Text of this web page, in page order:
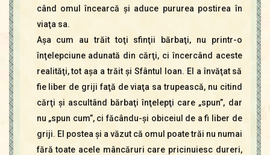
când omul încearcă şi aduce pururea postirea în
viaţa sa.
Aşa cum au trăit toţi sfinţii bărbaţi, nu printr-o
înţelepciune adunată din cărţi, ci încercând aceste
realităţi, tot aşa a trăit şi Sfântul Ioan. El a învăţat să
fie liber de griji faţă de viaţa sa trupească, nu citind
cărţi şi ascultând bărbaţi înţelepţi care „spun”, dar
nu „spun cum”, ci făcându-şi obiceiul de a fi liber de
griji. El postea şi a văzut că omul poate trăi nu numai
fără toate acele mâncăruri care pricinuiesc dureri,